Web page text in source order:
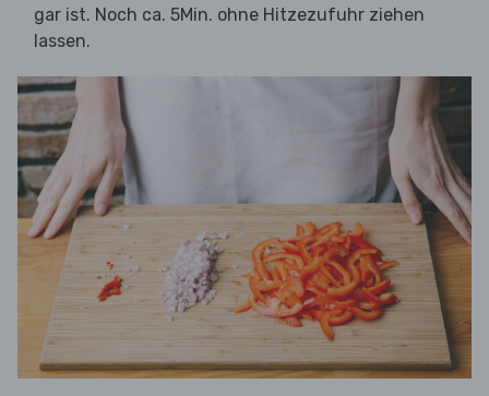
gar ist. Noch ca. 5Min. ohne Hitzezufuhr ziehen
lassen.